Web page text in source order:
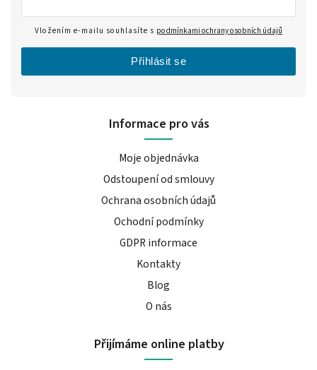
Informace pro vás
Moje objednávka
Odstoupení od smlouvy
Ochrana osobních údajů
Ochodní podmínky
GDPR informace
Kontakty
Blog
O nás
Přijímáme online platby
Vložením e-mailu souhlasíte s podmínkami ochrany osobních údajů
Přihlásit se